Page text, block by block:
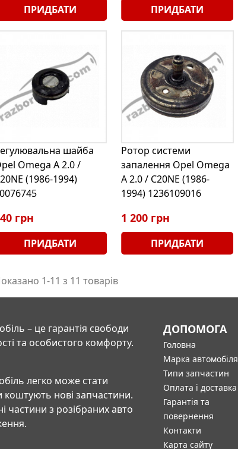
ПРИДБАТИ ПРИДБАТИ
шайба
Omega A 2.0 /
(1986-1994)
грн
ПРИДБАТИ
Ротор системи
запалення Opel Omega
A 2.0 / C20NE (1986-
1994) 1236109016
1 200 грн
ПРИДБАТИ
1-11 з 11 товарів
– це гарантія свободи
та особистого комфорту.
легко може стати
коштують нові запчастини.
частини з розібраних авто
ДОПОМОГА
Головна
Марка автомобіля
Типи запчастин
Оплата і доставка
Гарантія та
повернення
Контакти
Карта сайту